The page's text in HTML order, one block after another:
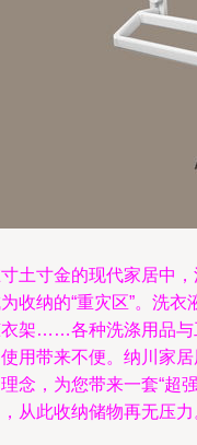
土寸金的现代家居中
收纳的“重灾区”。洗
架……各种洗涤用品与
用带来不便。纳川家
念，为您带来一套“超
从此收纳储物再无压力